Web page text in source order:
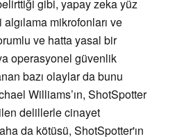
gibi, yapay zeka yüz
mikrofonları ve
ve hatta yasal bir
operasyonel güvenlik
bazı olaylar da bunu
Williams’ın, ShotSpotter
delillerle cinayet
da kötüsü, ShotSpotter'ın